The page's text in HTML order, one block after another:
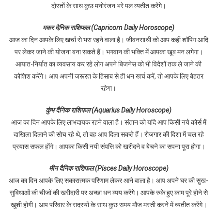
दोस्तों के साथ कुछ मनोरंजन भरे पल व्यतीत करेंगे।
मकर दैनिक राशिफल (Capricorn Daily Horoscope)
आज का दिन आपके लिए खर्चा से भरा रहने वाला है। जीवनसाथी को आप कहीं शॉपिंग आदि
पर लेकर जाने की योजना बना सकते हैं। भगवान की भक्ति में आपका खूब मन लगेगा।
आयात-निर्यात का व्यवसाय कर रहे लोग अपने बिजनेस को भी विदेशों तक ले जाने की
कोशिश करेंगे। आप अपनी जरूरत के हिसाब से ही धन खर्च करें, तो आपके लिए बेहतर
रहेगा।
कुंभ दैनिक राशिफल (Aquarius Daily Horoscope)
आज का दिन आपके लिए लाभदायक रहने वाला है। संतान को यदि आप किसी नये कोर्स में
दाखिला दिलाने की सोच रहे थे, तो वह आप दिला सकते हैं। रोजगार की दिशा में चल रहे
प्रयास सफल होंगे। आपका किसी नयी संपत्ति को खरीदने व बेचने का सपना पूरा होगा।
मीन दैनिक राशिफल (Pisces Daily Horoscope)
आज का दिन आपके लिए सकारात्मक परिणाम लेकर आने वाला है। आप अपने घर की सुख-
सुविधाओं की चीजों की खरीदारी पर अच्छा धन व्यय करेंगे। आपके रुके हुए काम पूरे होने से
खुशी होगी। आप परिवार के सदस्यों के साथ कुछ समय मौज मस्ती करने में व्यतीत करेंगे।